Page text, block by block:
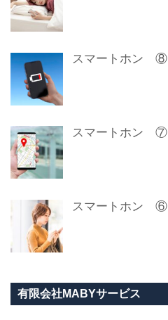
スマートホン ⑧
スマートホン ⑦
スマートホン ⑥
有限会社MABYサービス